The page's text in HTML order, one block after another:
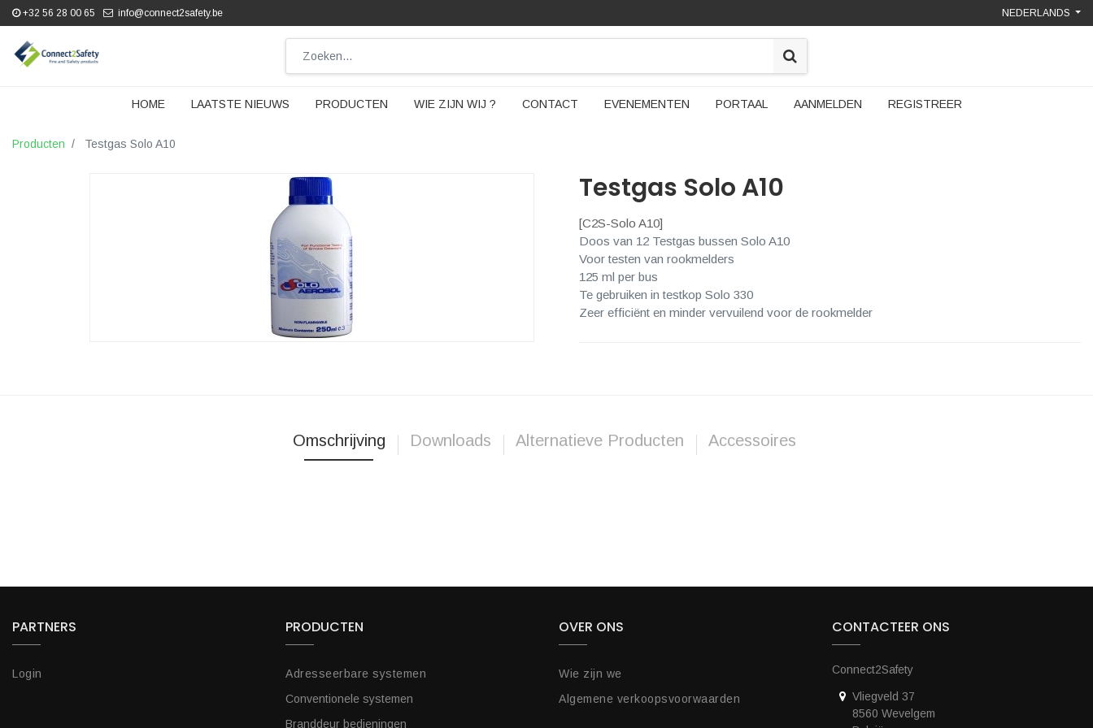
+32 56 28 00 65 info@connect2safety.be NEDERLANDS
HOME LAATSTE NIEUWS PRODUCTEN WIE ZIJN WIJ ? CONTACT EVENEMENTEN PORTAAL AANMELDEN REGISTREER
Producten Testgas Solo A10
Testgas Solo A10
[C2S-Solo A10]
Doos van 12 Testgas bussen Solo A10
Voor testen van rookmelders
125 ml per bus
Te gebruiken in testkop Solo 330
Zeer efficiënt en minder vervuilend voor de rookmelder
Omschrijving Downloads Alternatieve Producten Accessoires
PARTNERS
Login
PRODUCTEN
Adresseerbare systemen
Conventionele systemen
Branddeur bedieningen
OVER ONS
Wie zijn we
Algemene verkoopsvoorwaarden
CONTACTEER ONS
Connect2Safety
Vliegveld 37
8560 Wevelgem